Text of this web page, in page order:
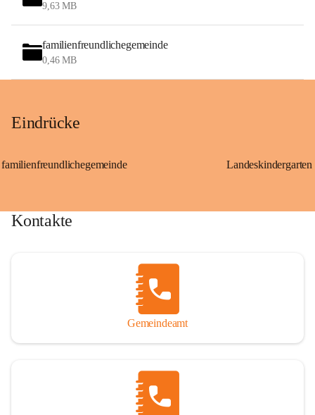
9,63 MB
familienfreundlichegemeinde
0,46 MB
Eindrücke
familienfreundlichegemeinde
Kontakte
Gemeindeamt